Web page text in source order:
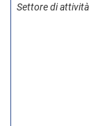
Settore di attività